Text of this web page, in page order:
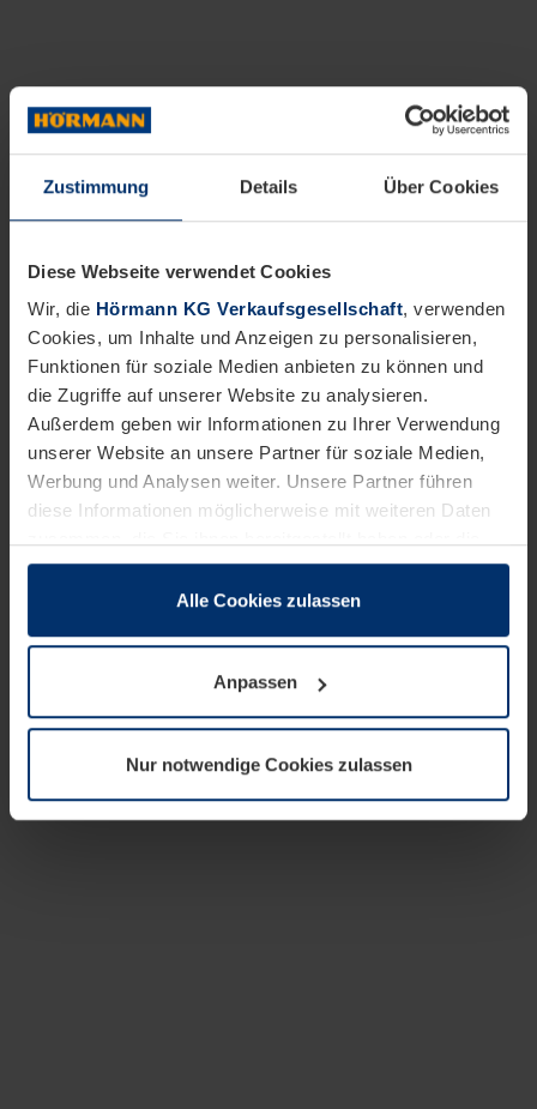
Zustimmung Details Über Cookies
Diese Webseite verwendet Cookies
Wir, die Hörmann KG Verkaufsgesellschaft, verwenden
Cookies, um Inhalte und Anzeigen zu personalisieren,
Funktionen für soziale Medien anbieten zu können und
die Zugriffe auf unserer Website zu analysieren.
Außerdem geben wir Informationen zu Ihrer Verwendung
unserer Website an unsere Partner für soziale Medien,
Werbung und Analysen weiter. Unsere Partner führen
diese Informationen möglicherweise mit weiteren Daten
sie im Rahmen Ihrer Nutzung der Dienste gesammelt
wenn diese für den Betrieb dieser Seite unbedingt
notwendig sind. Für alle anderen Cookie-Typen benötigen
wir Ihre Erlaubnis. Ihre Einwilligung können Sie jederzeit
Datenschutzerklärungunserer Website ändern oder
widerrufen.
Alle Cookies zulassen
Anpassen
Nur notwendige Cookies zulassen